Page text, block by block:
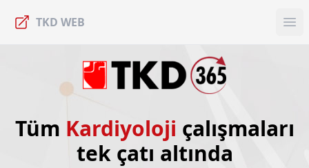
TKD WEB
Tüm Kardiyoloji çalışmaları
tek çatı altında